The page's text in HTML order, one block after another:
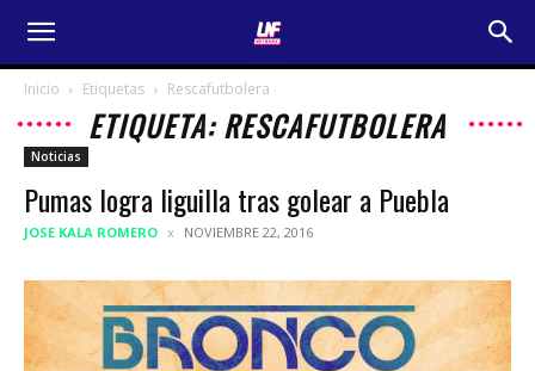
Inicio Etiquetas Rescafutbolera
ETIQUETA: RESCAFUTBOLERA
Noticias
Pumas logra liguilla tras golear a Puebla
JOSE KALA ROMERO NOVIEMBRE 22, 2016